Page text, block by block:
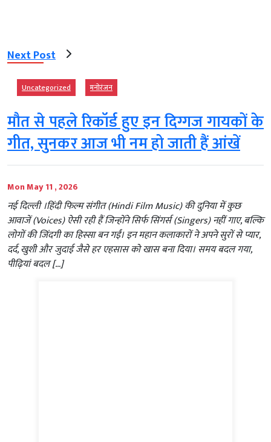
Next Post
Uncategorized मनोरंजन
मौत से पहले रिकॉर्ड हुए इन दिग्गज गायकों के
गीत, सुनकर आज भी नम हो जाती हैं आंखें
Mon May 11 , 2026
नई दिल्ली ।हिंदी फिल्म संगीत (Hindi Film Music) की दुनिया में कुछ
आवाजें (Voices) ऐसी रही हैं जिन्होंने सिर्फ सिंगर्स (Singers) नहीं गाए, बल्कि
लोगों की जिंदगी का हिस्सा बन गईं। इन महान कलाकारों ने अपने सुरों से प्यार,
दर्द, खुशी और जुदाई जैसे हर एहसास को खास बना दिया। समय बदल गया,
पीढ़ियां बदल […]